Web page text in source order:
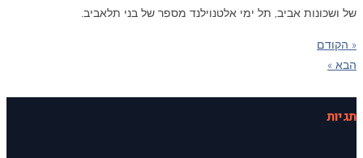
של ושכונות אביב, תל ימי אלטנוילנד מספר של בני תלאביב.
« הקודם
הבא »
תגיות